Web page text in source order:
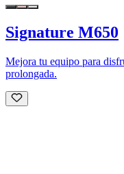
Signature M650
Mejora tu equipo para
prolongada.